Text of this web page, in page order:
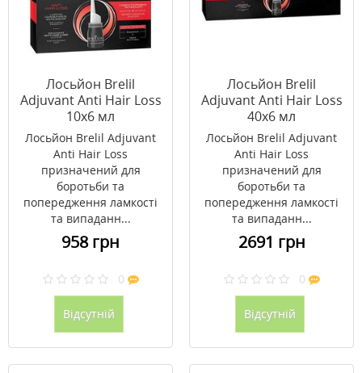
Лосьйон Brelil
Adjuvant Anti Hair Loss
10х6 мл
Лосьйон Brelil Adjuvant
Anti Hair Loss
призначений для
боротьби та
попередження ламкості
та випаданн...
958 грн
0
Відсутній
Лосьйон Brelil
Adjuvant Anti Hair Loss
40х6 мл
Лосьйон Brelil Adjuvant
Anti Hair Loss
призначений для
боротьби та
попередження ламкості
та випаданн...
2691 грн
0
Відсутній